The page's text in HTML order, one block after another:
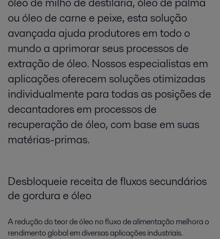
ou óleo de carne e peixe, esta solução
avançada ajuda produtores em todo o
mundo a aprimorar seus processos de
extração de óleo. Nossos especialistas em
aplicações oferecem soluções otimizadas
individualmente para todas as posições de
decantadores em processos de
recuperação de óleo, com base em suas
matérias-primas.
Desbloqueie receita de fluxos secundários
de gordura e óleo
A redução do teor de óleo no fluxo de alimentação melhora o
rendimento global em diversas aplicações industriais.